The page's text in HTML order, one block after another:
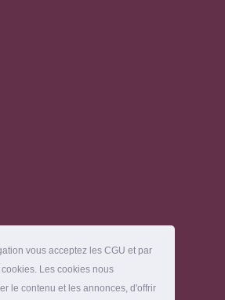
vous acceptez les CGU et par
Les cookies nous
le contenu et les annonces, d'offrir